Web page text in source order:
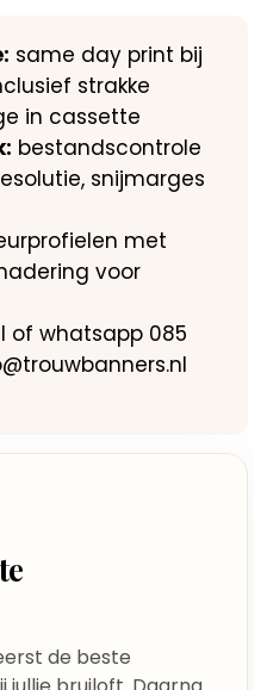
same day print bij
strakke
in cassette
bestandscontrole
snijmarges
met
voor
of whatsapp 085
de beste